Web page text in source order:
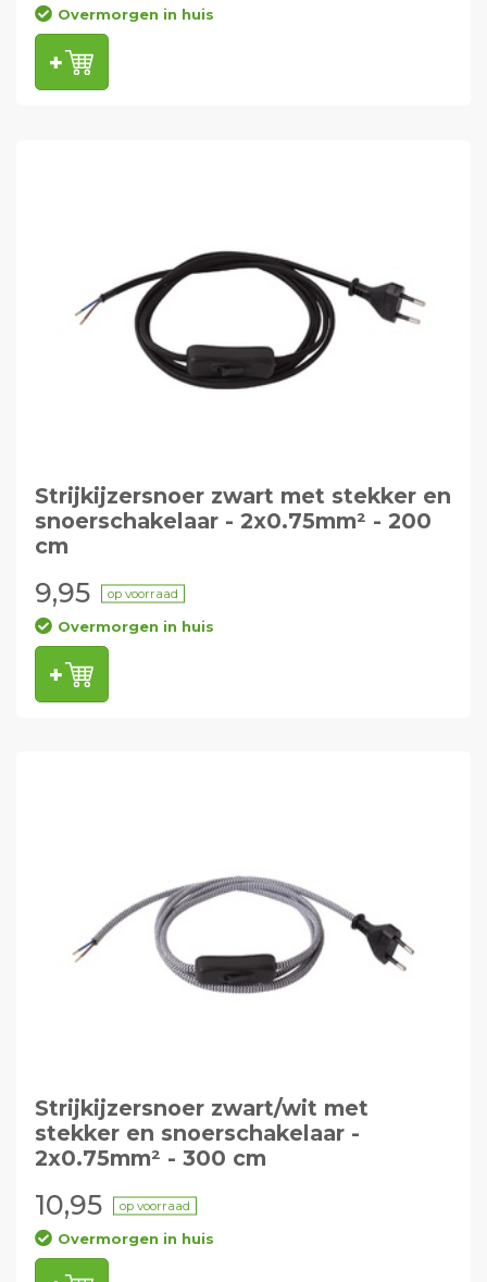
Overmorgen in huis
Strijkijzersnoer zwart met stekker en
snoerschakelaar - 2x0.75mm² - 200
cm
9,95 op voorraad
Overmorgen in huis
Strijkijzersnoer zwart/wit met
stekker en snoerschakelaar -
2x0.75mm² - 300 cm
10,95 op voorraad
Overmorgen in huis